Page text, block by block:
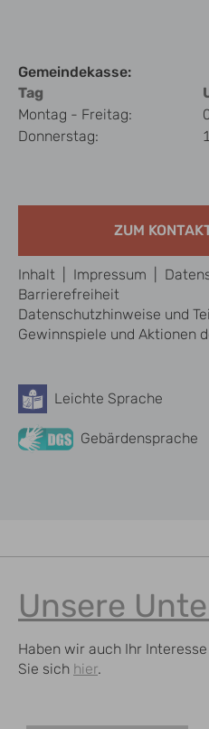
Gemeindekasse:
Tag
Montag - Freitag:
Donnerstag:
ZUM
Inhalt Impressum
Barrierefreiheit
Datenschutzhinweise und
Gewinnspiele und Aktionen
Leichte Sprache
Gebärdensprache
Unsere
Haben wir auch Ihr
Sie sich hier.